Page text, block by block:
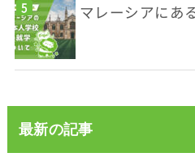
マレーシアにあ
最新の記事